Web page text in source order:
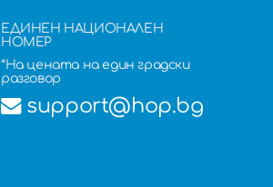
ЕДИНЕН НАЦИОНАЛЕН
НОМЕР
*На цената на един градски
разговор
support@hop.bg